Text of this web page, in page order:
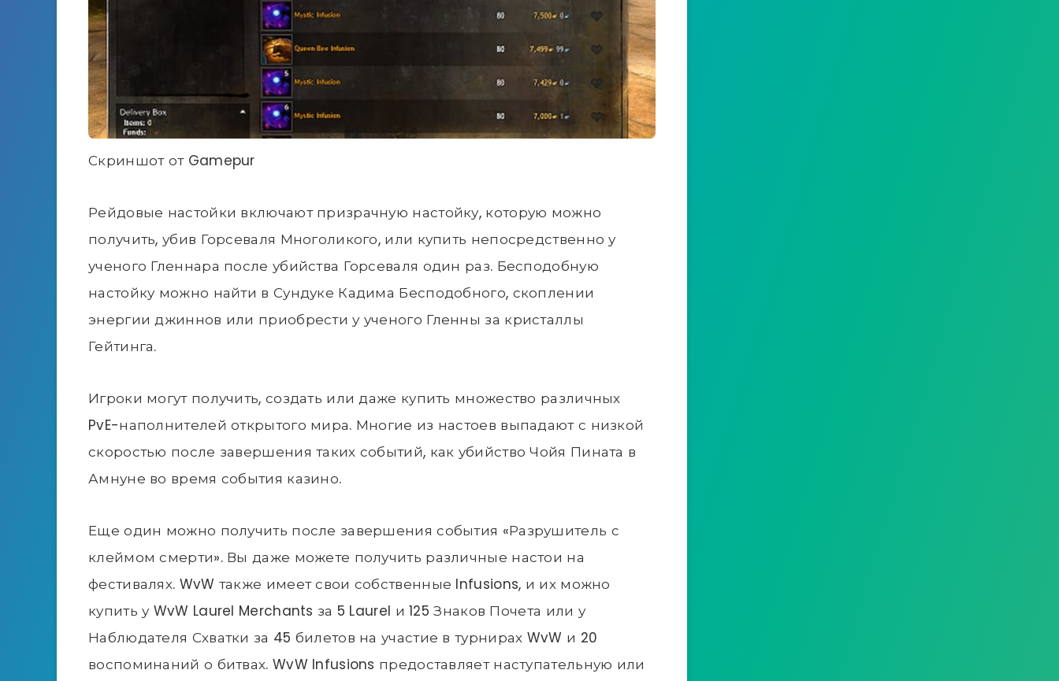
Скриншот от Gamepur
Рейдовые настойки включают призрачную настойку, которую можно
получить, убив Горсеваля Многоликого, или купить непосредственно у
ученого Гленнара после убийства Горсеваля один раз. Бесподобную
настойку можно найти в Сундуке Кадима Бесподобного, скоплении
энергии джиннов или приобрести у ученого Гленны за кристаллы
Гейтинга.
Игроки могут получить, создать или даже купить множество различных
PvE-наполнителей открытого мира. Многие из настоев выпадают с низкой
скоростью после завершения таких событий, как убийство Чойя Пината в
Амнуне во время события казино.
Еще один можно получить после завершения события «Разрушитель с
клеймом смерти». Вы даже можете получить различные настои на
фестивалях. WvW также имеет свои собственные Infusions, и их можно
купить у WvW Laurel Merchants за 5 Laurel и 125 Знаков Почета или у
Наблюдателя Схватки за 45 билетов на участие в турнирах WvW и 20
воспоминаний о битвах. WvW Infusions предоставляет наступательную или